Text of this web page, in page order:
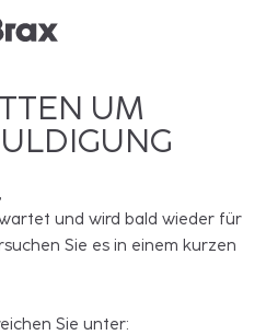
UM
und wird bald wieder für
Sie es in einem kurzen
Sie unter: